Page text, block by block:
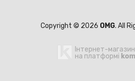
Copyright © 2026 OMG. All
Інтернет-
на платформі